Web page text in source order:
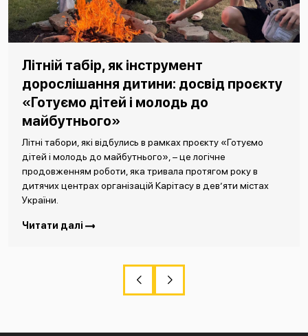
Літній табір, як інструмент
дорослішання дитини: досвід проєкту
«Готуємо дітей і молодь до
майбутнього»
Літні табори, які відбулись в рамках проєкту «Готуємо
дітей і молодь до майбутнього», – це логічне
продовженням роботи, яка тривала протягом року в
дитячих центрах організацій Карітасу в дев’яти містах
України.
Читати далі